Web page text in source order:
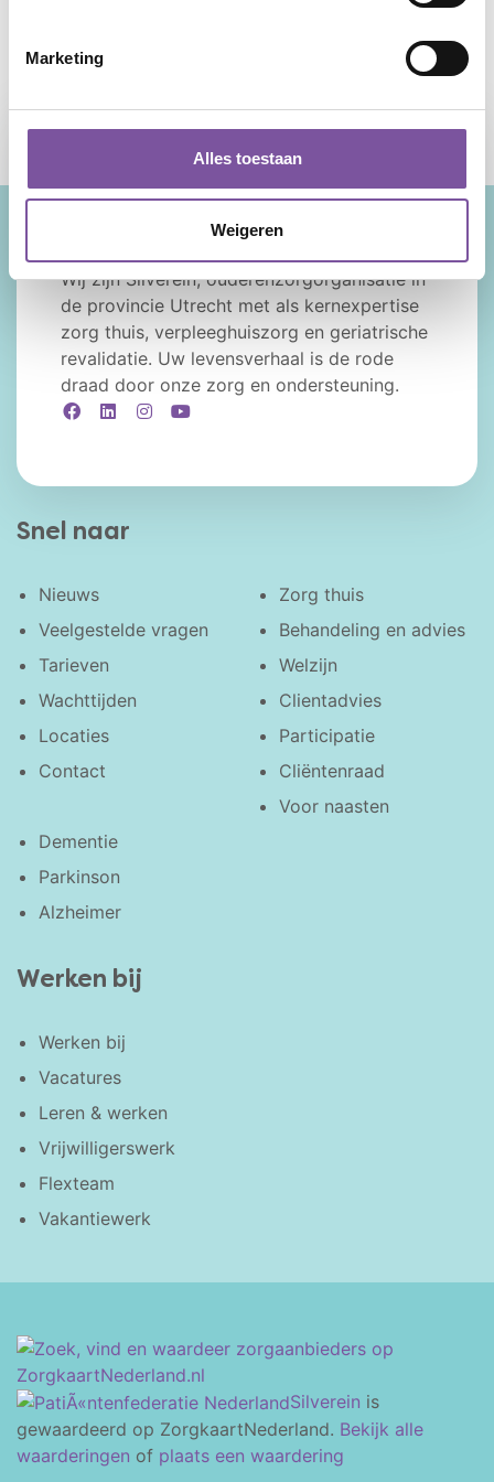
Marketing
Alles toestaan
Weigeren
Wij zijn Silverein, ouderenzorgorganisatie in
de provincie Utrecht met als kernexpertise
zorg thuis, verpleeghuiszorg en geriatrische
revalidatie. Uw levensverhaal is de rode
draad door onze zorg en ondersteuning.
FacebookLinkedInInstagram
Snel naar
Nieuws
Veelgestelde vragen
Tarieven
Wachttijden
Locaties
Contact
Zorg thuis
Behandeling en advies
Welzijn
Clientadvies
Participatie
Cliëntenraad
Voor naasten
Dementie
Parkinson
Alzheimer
Werken bij
Werken bij
Vacatures
Leren & werken
Vrijwilligerswerk
Flexteam
Vakantiewerk
Silverein is
gewaardeerd op ZorgkaartNederland. Bekijk alle
waarderingen of plaats een waardering